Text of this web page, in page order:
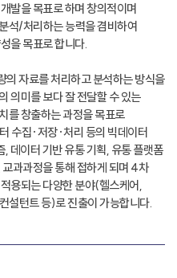
발을 목표로 하며 창의적이며
석/처리하는 능력을 겸비하여
을 목표로 합니다.
의 자료를 처리하고 분석하는 방식을
의미를 보다 잘 전달할 수 있는
를 창출하는 과정을 목표로
수집·저장·처리 등의 빅데이터
데이터 기반 유통 기획, 유통 플랫폼
과과정을 통해 접하게 되며 4차
용되는 다양한 분야(헬스케어,
설턴트 등)로 진출이 가능합니다.